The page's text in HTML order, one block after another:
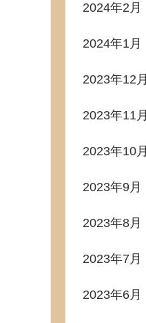
2024年2月
2024年1月
2023年12月
2023年11月
2023年10月
2023年9月
2023年8月
2023年7月
2023年6月